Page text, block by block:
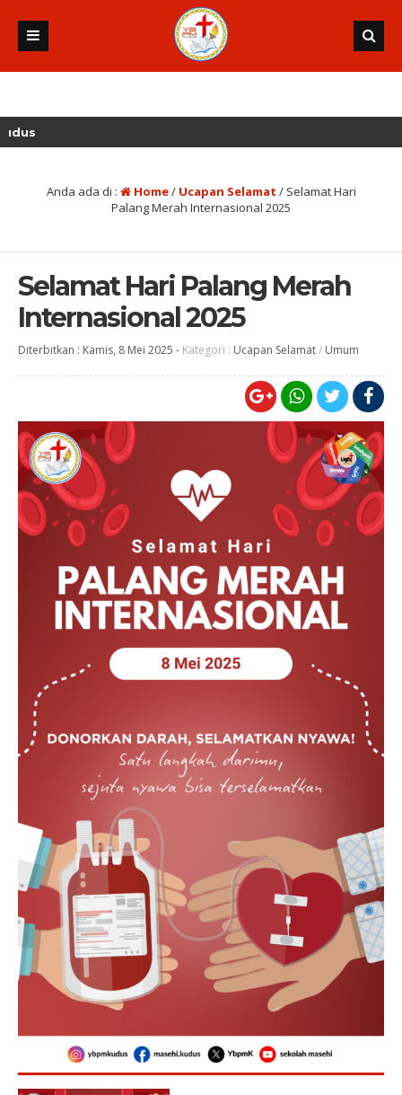
Anda ada di : Home/ Ucapan Selamat / Selamat Hari
Palang Merah Internasional 2025
Selamat Hari Palang Merah
Internasional 2025
Diterbitkan : Kamis, 8 Mei 2025 - Kategori : Ucapan Selamat/ Umum